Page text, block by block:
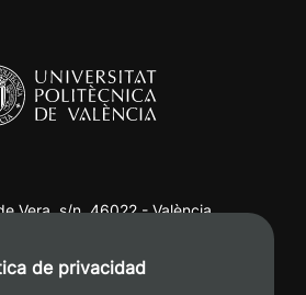
Vera, s/n. 46022 - València
+34 620 04 00 50
de privacidad